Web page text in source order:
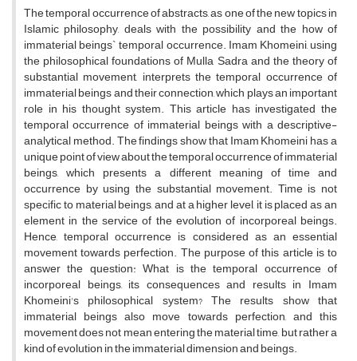
The temporal occurrence of abstracts, as one of the new topics in
Islamic philosophy, deals with the possibility and the how of
immaterial beings` temporal occurrence. Imam Khomeini, using
the philosophical foundations of Mulla Sadra and the theory of
substantial movement, interprets the temporal occurrence of
immaterial beings and their connection, which plays an important
role in his thought system. This article has investigated the
temporal occurrence of immaterial beings with a descriptive-
analytical method. The findings show that Imam Khomeini has a
unique point of view about the temporal occurrence of immaterial
beings, which presents a different meaning of time and
occurrence by using the substantial movement. Time is not
specific to material beings, and at a higher level, it is placed as an
element in the service of the evolution of incorporeal beings.
Hence, temporal occurrence is considered as an essential
movement towards perfection. The purpose of this article is to
answer the question: What is the temporal occurrence of
incorporeal beings, its consequences and results in Imam
Khomeini's philosophical system? The results show that
immaterial beings also move towards perfection, and this
movement does not mean entering the material time, but rather a
kind of evolution in the immaterial dimension and beings.